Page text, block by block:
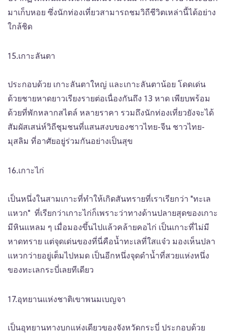
มาเก็บหอย ซึ่งนักท่องเที่ยวสามารถชมวิถีชีวิตเหล่านี้ได้อย่าง
ใกล้ชิด
15.เกาะลันตา
ประกอบด้วย เกาะลันตาใหญ่ และเกาะลันตาน้อย โดดเด่น
ด้วยชายหาดยาวเรียงรายต่อเนื่องกันถึง 13 หาด เพียบพร้อม
ด้วยที่พักหลากสไตล์ หลายราคา รวมถึงนักท่องเที่ยวยังจะได้
สัมผัสเสน่ห์วิถีชุมชนที่แสนสงบของชาวไทย-จีน ชาวไทย-
มุสลิม ที่อาศัยอยู่ร่วมกันอย่างเป็นสุข
16.เกาะไก่
เป็นหนึ่งในสามเกาะที่ทำให้เกิดสันทรายที่เราเรียกว่า "ทะเล
แหวก" ที่เรียกว่าเกาะไก่ก็เพราะว่าทางด้านปลายสุดของเกาะ
มีหินแหลม ๆ เมื่อมองขึ้นไปแล้วคล้ายคอไก่ เป็นเกาะที่ไม่มี
หาดทราย แต่จุดเด่นของที่นี่คือน้ำทะเลที่ใสแจ๋ว มองเห็นปลา
แหวกว่ายอยู่เต็มไปหมด เป็นอีกหนึ่งจุดดำน้ำที่สวยแห่งหนึ่ง
ของทะเลกระบี่เลยทีเดียว
17.อุทยานแห่งชาติเขาพนมเบญจา
เป็นอุทยานทางบกแห่งเดียวของจังหวัดกระบี่ ประกอบด้วย